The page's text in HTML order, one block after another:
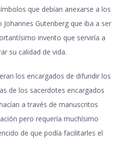
que debían anexarse a los
Gutenberg que iba a ser
invento que serviría a
su calidad de vida.
los encargados de difundir los
de los sacerdotes encargados
a través de manuscritos
pero requería muchísimo
de que podía facilitarles el